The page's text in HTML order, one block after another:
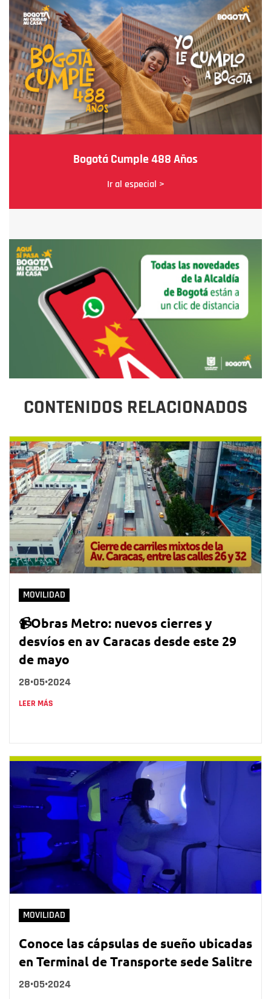
Bogotá Cumple 488 Años
Ir al especial >
CONTENIDOS RELACIONADOS
MOVILIDAD
📹Obras Metro: nuevos cierres y
desvíos en av Caracas desde este 29
de mayo
28•05•2024
LEER MÁS
MOVILIDAD
Conoce las cápsulas de sueño ubicadas
en Terminal de Transporte sede Salitre
28•05•2024